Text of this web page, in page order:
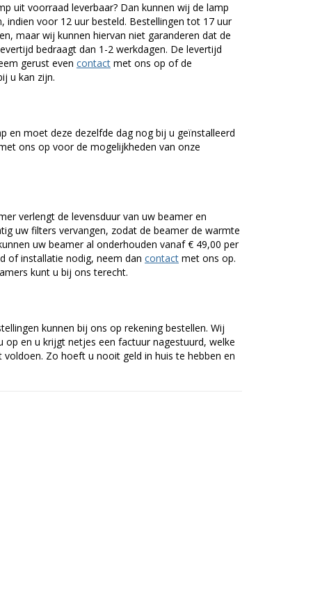
uit voorraad leverbaar? Dan kunnen wij de lamp
indien voor 12 uur besteld. Bestellingen tot 17 uur
maar wij kunnen hiervan niet garanderen dat de
bedraagt dan 1-2 werkdagen. De levertijd
gerust even contact met ons op of de
u kan zijn.
en moet deze dezelfde dag nog bij u geïnstalleerd
ons op voor de mogelijkheden van onze
verlengt de levensduur van uw beamer en
uw filters vervangen, zodat de beamer de warmte
uw beamer al onderhouden vanaf € 49,00 per
of installatie nodig, neem dan contact met ons op.
kunt u bij ons terecht.
kunnen bij ons op rekening bestellen. Wij
op en u krijgt netjes een factuur nagestuurd, welke
voldoen. Zo hoeft u nooit geld in huis te hebben en